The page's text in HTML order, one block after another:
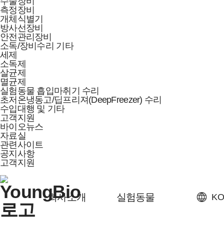
측정장비
개체식별기
방사선장비
안전관리장비
소독/장비수리 기타
세제
소독제
살균제
멸균제
실험동물 흡입마취기 수리
초저온냉동고/딥프리져(DeepFreezer) 수리
수입대행 및 기타
고객지원
바이오뉴스
자료실
관련사이트
공지사항
고객지원
회사소개 실험동물 KO